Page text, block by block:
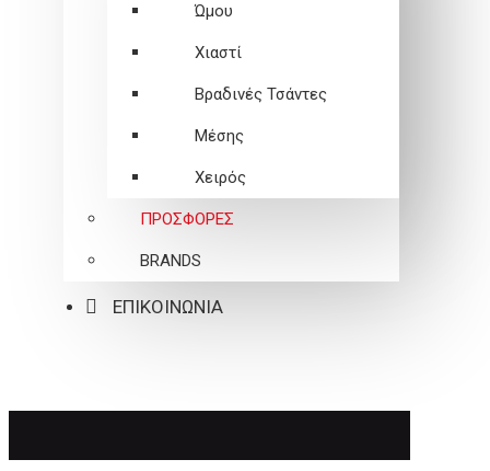
Ώμου
Χιαστί
Βραδινές Τσάντες
Μέσης
Χειρός
ΠΡΟΣΦΟΡΕΣ
BRANDS
ΕΠΙΚΟΙΝΩΝΙΑ